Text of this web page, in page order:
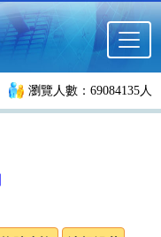
瀏覽人數：69084135人